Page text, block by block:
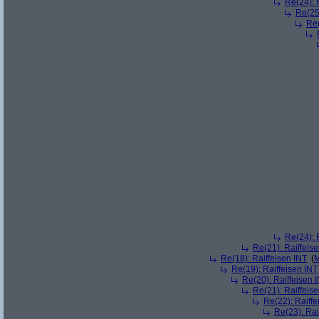
Re(24):
Re(24):
Re(21):
Re(18): Raiffeisen INT (
Re(19): Raiffeisen INT
Re(20): Raiffeisen
Re(21):
Re(22):
Re(23):